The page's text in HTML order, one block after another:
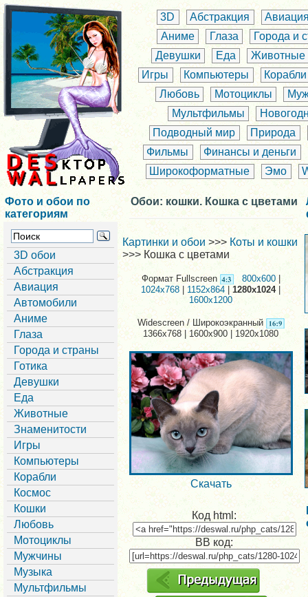
3D Абстракция
Аниме
Глаза
Города и
Девушки
Еда
Животные
Игры
Компьютеры
Корабли
Любовь
Мотоциклы
Мультфильмы
Подводный мир
Природа
Фильмы
Финансы и деньги
Широкоформатные
Эмо
Фото и обои по
категориям
3D обои
Абстракция
Авиация
Автомобили
Аниме
Глаза
Города и страны
Готика
Девушки
Еда
Животные
Знаменитости
Игры
Компьютеры
Корабли
Космос
Кошки
Любовь
Мотоциклы
Мужчины
Музыка
Мультфильмы
Обои: кошки. Кошка с цветами
Картинки и обои >>> Коты и кошки
>>> Кошка с цветами
Формат Fullscreen 800x600|
1024x768|1152x864|1280x1024|
1600x1200
Widescreen / Широкоэкранный
1366x768 | 1600x900 | 1920x1080
Скачать
Код html:
BB код: